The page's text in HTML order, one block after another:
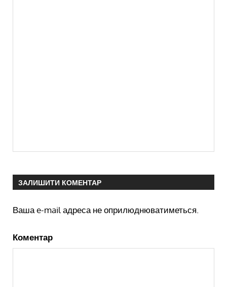
ЗАЛИШИТИ КОМЕНТАР
Ваша e-mail адреса не оприлюднюватиметься.
Коментар